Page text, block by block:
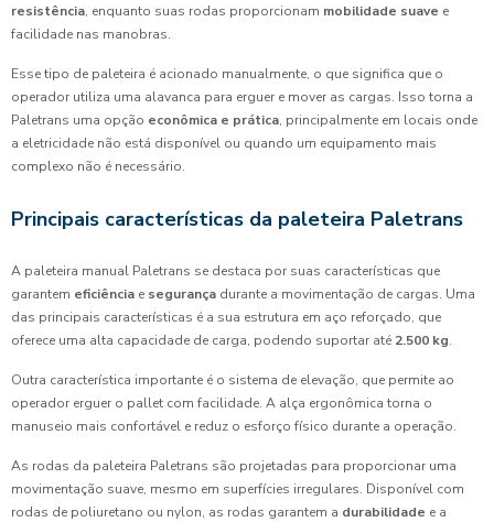
resistência, enquanto suas rodas proporcionam mobilidade suave e
facilidade nas manobras.
Esse tipo de paleteira é acionado manualmente, o que significa que o
operador utiliza uma alavanca para erguer e mover as cargas. Isso torna a
Paletrans uma opção econômica e prática, principalmente em locais onde
a eletricidade não está disponível ou quando um equipamento mais
complexo não é necessário.
Principais características da paleteira Paletrans
A paleteira manual Paletrans se destaca por suas características que
garantem eficiência e segurança durante a movimentação de cargas. Uma
das principais características é a sua estrutura em aço reforçado, que
oferece uma alta capacidade de carga, podendo suportar até 2.500 kg.
Outra característica importante é o sistema de elevação, que permite ao
operador erguer o pallet com facilidade. A alça ergonômica torna o
manuseio mais confortável e reduz o esforço físico durante a operação.
As rodas da paleteira Paletrans são projetadas para proporcionar uma
movimentação suave, mesmo em superfícies irregulares. Disponível com
rodas de poliuretano ou nylon, as rodas garantem a durabilidade e a